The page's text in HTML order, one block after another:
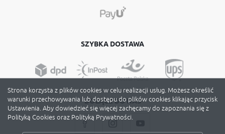
SZYBKA DOSTAWA
DOŁĄCZ DO NAS
Strona korzysta z plików cookies w celu realizacji usług. Możesz określić
warunki przechowywania lub dostępu do plików cookies klikając przycisk
Ustawienia. Aby dowiedzieć się więcej zachęcamy do zapoznania się z
Polityką Cookies oraz Polityką Prywatności.